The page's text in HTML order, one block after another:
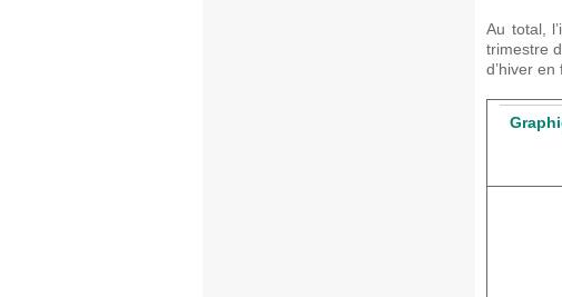
Au total,
trimestre
d’hiver